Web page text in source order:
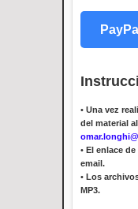
• Una vez
del material
• El enlace
email.
• Los
MP3.